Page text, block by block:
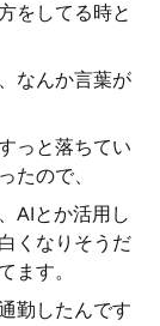
をしてる時と
なんか言葉が
っと落ちてい
たので、
AIとか活用し
くなりそうだ
ます。
勤したんです